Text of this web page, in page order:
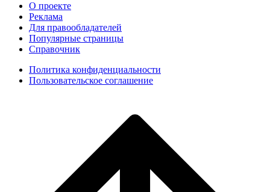
О проекте
Реклама
Для правообладателей
Популярные страницы
Справочник
Политика конфиденциальности
Пользовательское соглашение